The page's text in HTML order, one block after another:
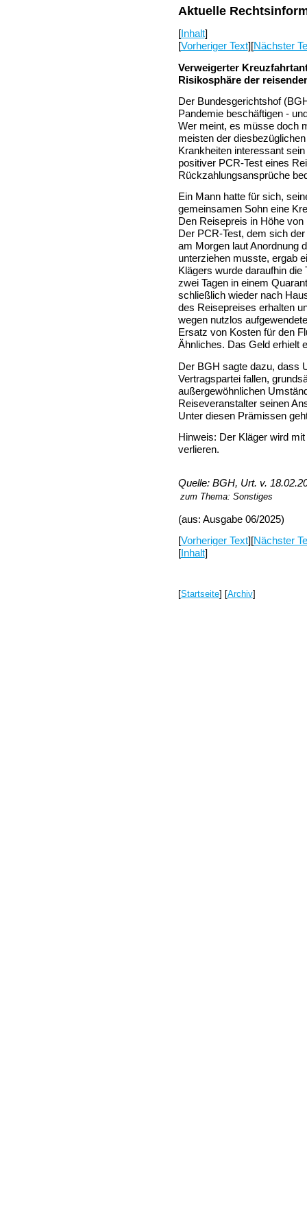
Aktuelle
[Inhalt]
[Vorheriger Text][Nächster
Verweigerter
Risikosphäre der
Der Bundesgerichtshof
Pandemie beschäftigen -
Wer meint, es müsse doch
meisten der
Krankheiten interessant
positiver PCR-Test eines
Rückzahlungsansprüche
Ein Mann hatte für sich,
gemeinsamen Sohn eine
Den Reisepreis in Höhe
Der PCR-Test, dem sich
am Morgen laut Anordnung
unterziehen musste, ergab
Klägers wurde daraufhin
zwei Tagen in einem
schließlich wieder nach
des Reisepreises erhalten
wegen nutzlos
Ersatz von Kosten für den
Ähnliches. Das Geld erhielt
Der BGH sagte dazu, dass
Vertragspartei fallen,
außergewöhnlichen
Reiseveranstalter seinen
Unter diesen Prämissen
Hinweis: Der Kläger wird
verlieren.
Quelle: BGH, Urt. v.
zum Thema: Sonstiges
(aus: Ausgabe 06/2025)
[Vorheriger Text][Nächster
[Inhalt]
[Startseite] [Archiv]